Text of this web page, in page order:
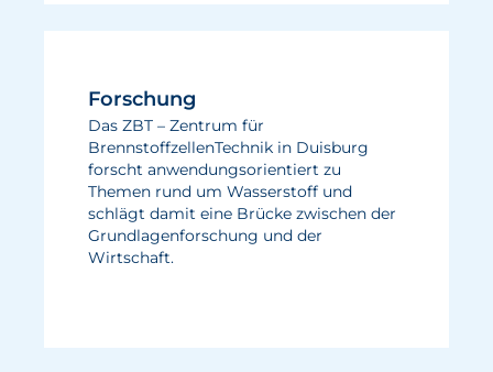
Forschung
Das ZBT – Zentrum für
BrennstoffzellenTechnik in Duisburg
forscht anwendungsorientiert zu
Themen rund um Wasserstoff und
schlägt damit eine Brücke zwischen der
Grundlagenforschung und der
Wirtschaft.